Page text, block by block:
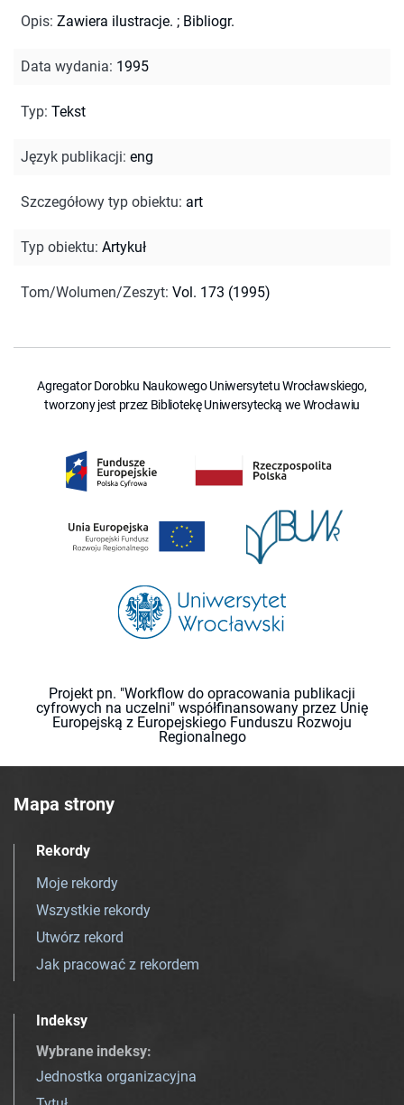
Opis: Zawiera ilustracje. ; Bibliogr.
Data wydania: 1995
Typ: Tekst
Język publikacji: eng
Szczegółowy typ obiektu: art
Typ obiektu: Artykuł
Tom/Wolumen/Zeszyt: Vol. 173 (1995)
Agregator Dorobku Naukowego Uniwersytetu Wrocławskiego,
tworzony jest przez Bibliotekę Uniwersytecką we Wrocławiu
Projekt pn. "Workflow do opracowania publikacji
cyfrowych na uczelni" współfinansowany przez Unię
Europejską z Europejskiego Funduszu Rozwoju
Regionalnego
Mapa strony
Rekordy
Moje rekordy
Wszystkie rekordy
Utwórz rekord
Jak pracować z rekordem
Indeksy
Wybrane indeksy:
Jednostka organizacyjna